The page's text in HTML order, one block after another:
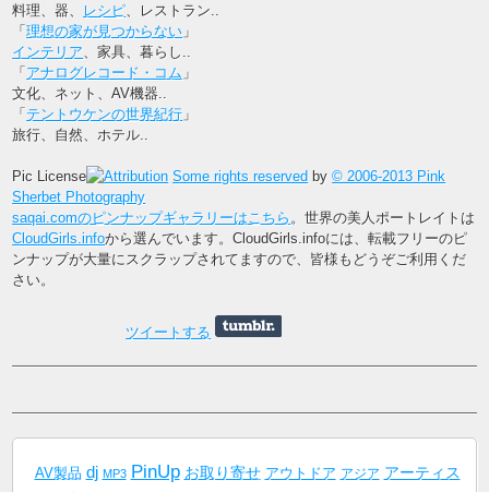
料理、器、
レシピ、レストラン..
「理想の家が見つからない 」
インテリア、家具、暮らし..
「 アナログレコード・コム 」
文化、ネット、AV機器..
「 テントウケンの世界紀行 」
旅行、自然、ホテル..
Pic License Some rights reserved by© 2006-2013 Pink
Sherbet Photography
saqai.comのピンナップギャラリーはこちら 。世界の美人ポートレイトは
CloudGirls.infoから選んでいます。CloudGirls.infoには、転載フリーのピ
ンナップが大量にスクラップされてますので、皆様もどうぞご利用くだ
さい。
ツイートする
AV製品 dj MP3 PinUp お取り寄せ アウトドア アジア アーティス